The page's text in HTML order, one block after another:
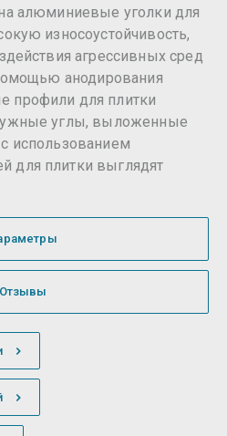
алюминиевые уголки для
износоустойчивость,
агрессивных сред
анодирования
профили для плитки
углы, выложенные
использованием
для плитки выглядят
Отзывы